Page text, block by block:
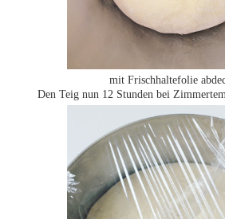
mit Frischhaltefolie
Den Teig nun 12 Stunden bei